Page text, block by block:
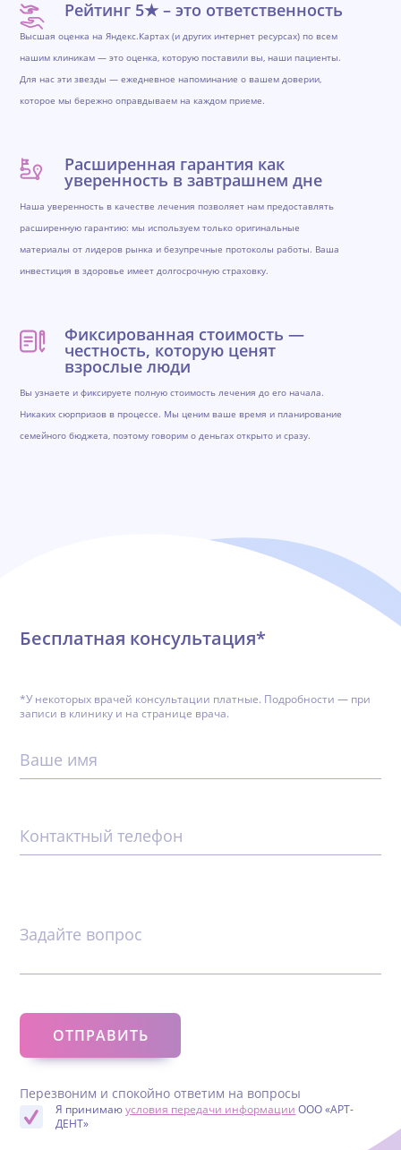
Рейтинг 5★ – это ответственность
Высшая оценка на Яндекс.Картах (и других интернет ресурсах) по всем
нашим клиникам — это оценка, которую поставили вы, наши пациенты.
Для нас эти звезды — ежедневное напоминание о вашем доверии,
которое мы бережно оправдываем на каждом приеме.
Расширенная гарантия как
уверенность в завтрашнем дне
Наша уверенность в качестве лечения позволяет нам предоставлять
расширенную гарантию: мы используем только оригинальные
материалы от лидеров рынка и безупречные протоколы работы. Ваша
инвестиция в здоровье имеет долгосрочную страховку.
Фиксированная стоимость —
честность, которую ценят
взрослые люди
Вы узнаете и фиксируете полную стоимость лечения до его начала.
Никаких сюрпризов в процессе. Мы ценим ваше время и планирование
семейного бюджета, поэтому говорим о деньгах открыто и сразу.
Бесплатная консультация*
*У некоторых врачей консультации платные. Подробности — при
записи в клинику и на странице врача.
Ваше имя
Контактный телефон
Задайте вопрос
Перезвоним и спокойно ответим на вопросы
Я принимаюусловия передачи информации ООО «АРТ-
ДЕНТ»